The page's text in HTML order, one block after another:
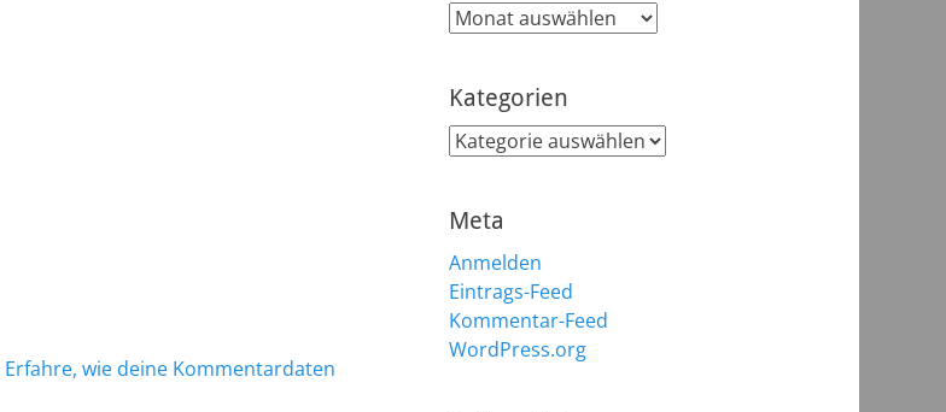
Erfahre, wie deine Kommentardaten
Archiv
Kategorien
Kategorien
Meta
Anmelden
Eintrags-Feed
Kommentar-Feed
WordPress.org